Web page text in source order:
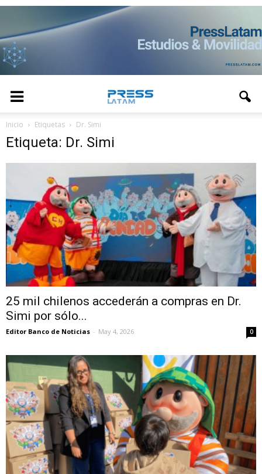
Inicio Etiquetas Dr. Simi
Etiqueta: Dr. Simi
25 mil chilenos accederán a compras en Dr.
Simi por sólo...
Editor Banco de Noticias - May 4, 2026 0